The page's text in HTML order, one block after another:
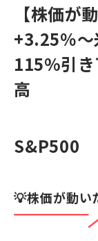
【株価が
+3.25％～
115%引
高
S&P500
💡株価が動い